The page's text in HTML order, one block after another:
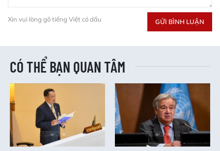
Xin vui lòng gõ tiếng Việt có dấu GỬI BÌNH LUẬN
CÓ THỂ BẠN QUAN TÂM